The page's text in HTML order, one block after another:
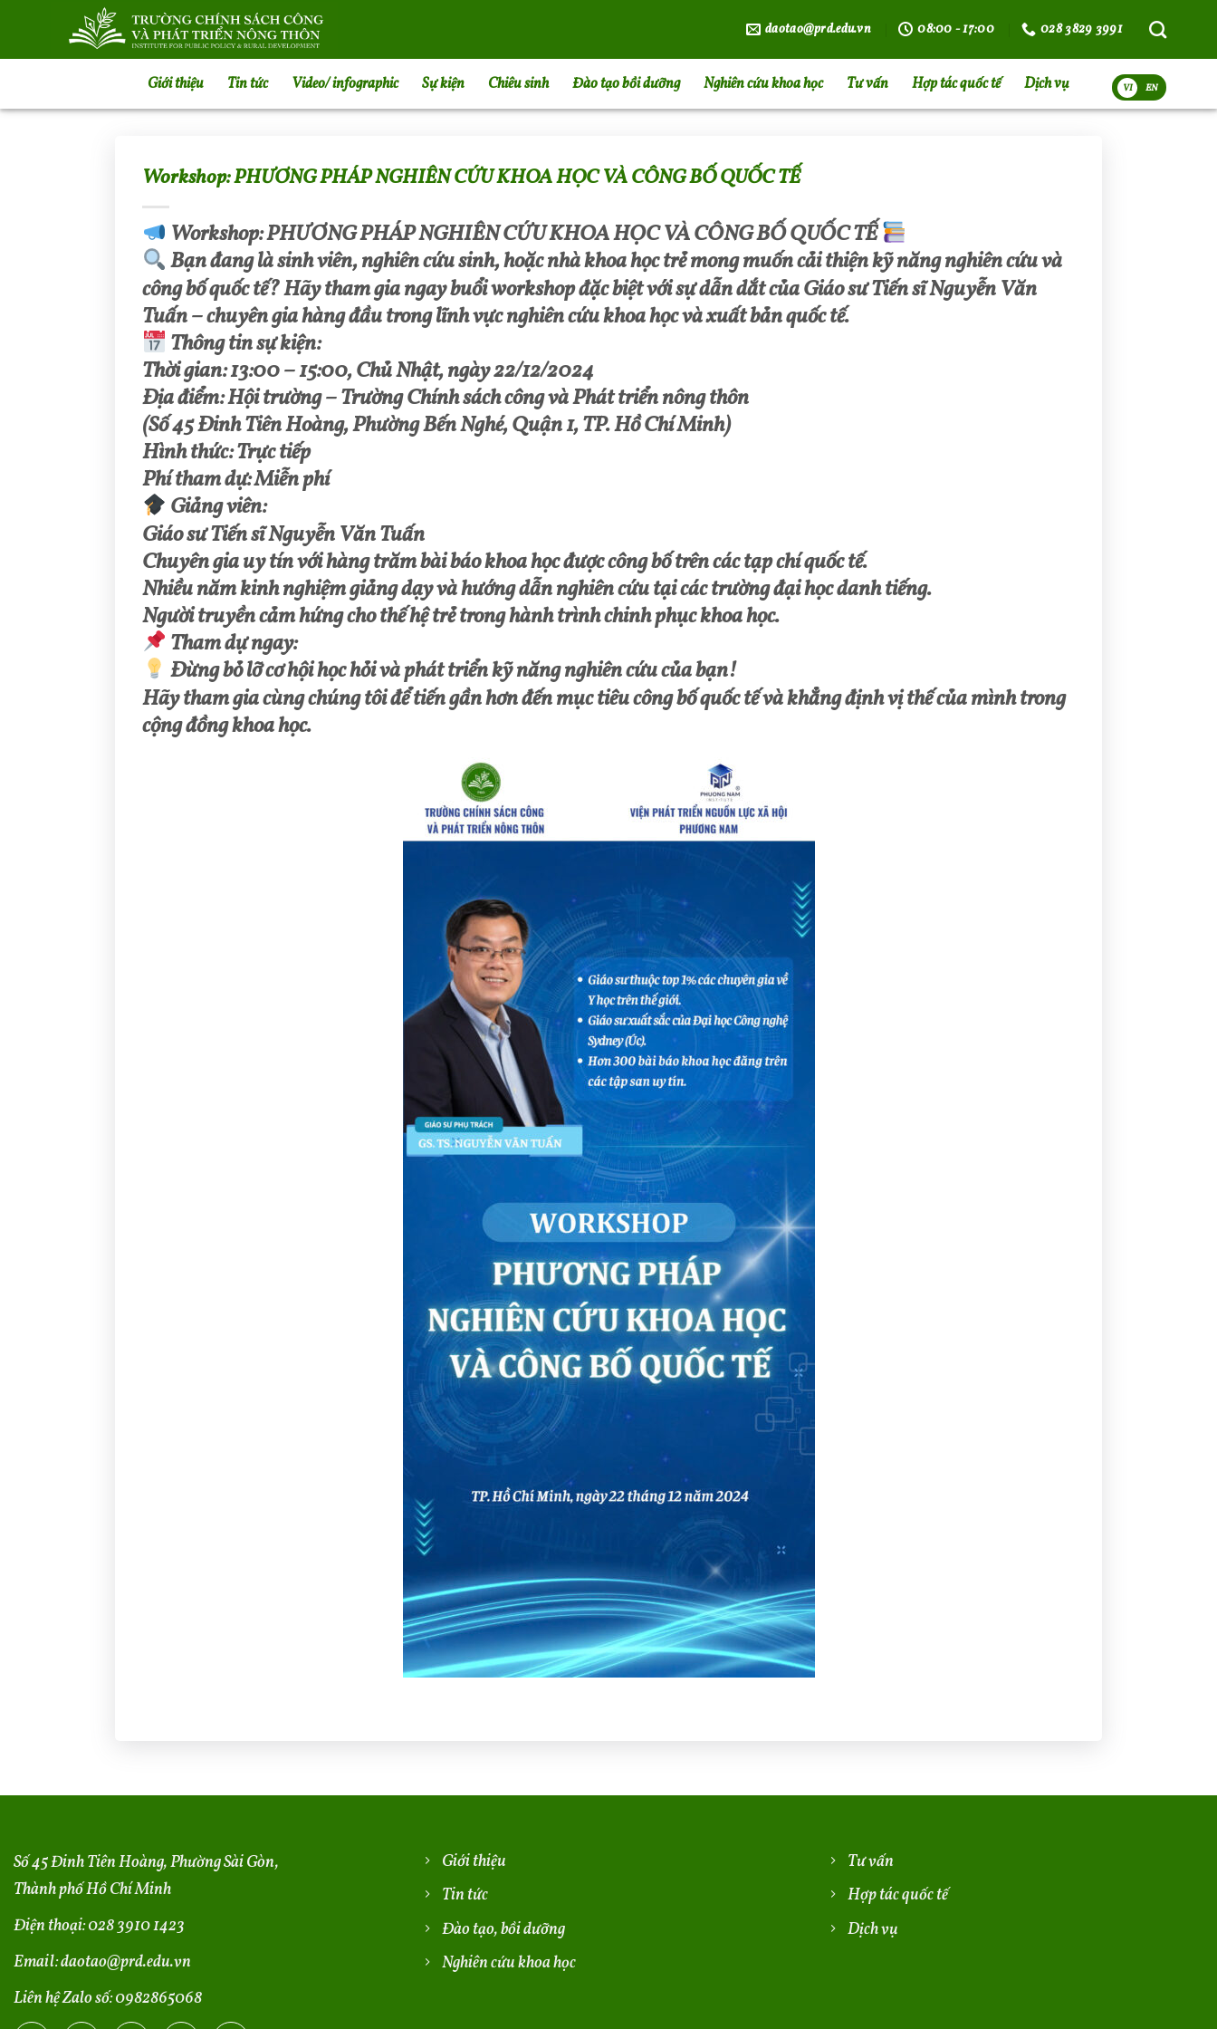
daotao@prd.edu.vn 08:00 - 17:00 028 3829 3991
Giới thiệu Tin tức Video/ infographic Sự kiện Chiêu sinh Đào tạo bồi dưỡng Nghiên cứu khoa học Tư vấn Hợp tác quốc tế Dịch vụ VI
Workshop: PHƯƠNG PHÁP NGHIÊN CỨU KHOA HỌC VÀ CÔNG BỐ QUỐC TẾ
Workshop: PHƯƠNG PHÁP NGHIÊN CỨU KHOA HỌC VÀ CÔNG BỐ QUỐC TẾ
Bạn đang là sinh viên, nghiên cứu sinh, hoặc nhà khoa học trẻ mong muốn cải thiện kỹ năng nghiên cứu và
công bố quốc tế? Hãy tham gia ngay buổi workshop đặc biệt với sự dẫn dắt của Giáo sư Tiến sĩ Nguyễn Văn
Tuấn – chuyên gia hàng đầu trong lĩnh vực nghiên cứu khoa học và xuất bản quốc tế.
Thông tin sự kiện:
Thời gian: 13:00 – 15:00, Chủ Nhật, ngày 22/12/2024
Địa điểm: Hội trường – Trường Chính sách công và Phát triển nông thôn
(Số 45 Đinh Tiên Hoàng, Phường Bến Nghé, Quận 1, TP. Hồ Chí Minh)
Hình thức: Trực tiếp
Phí tham dự: Miễn phí
Giảng viên:
Giáo sư Tiến sĩ Nguyễn Văn Tuấn
Chuyên gia uy tín với hàng trăm bài báo khoa học được công bố trên các tạp chí quốc tế.
Nhiều năm kinh nghiệm giảng dạy và hướng dẫn nghiên cứu tại các trường đại học danh tiếng.
Người truyền cảm hứng cho thế hệ trẻ trong hành trình chinh phục khoa học.
Tham dự ngay:
Đừng bỏ lỡ cơ hội học hỏi và phát triển kỹ năng nghiên cứu của bạn!
Hãy tham gia cùng chúng tôi để tiến gần hơn đến mục tiêu công bố quốc tế và khẳng định vị thế của mình trong
cộng đồng khoa học.
Số 45 Đinh Tiên Hoàng, Phường Sài Gòn,
Thành phố Hồ Chí Minh
Điện thoại:028 3910 1423
Email:daotao@prd.edu.vn
Liên hệ Zalo số:0982865068
Giới thiệu
Tin tức
Đào tạo, bồi dưỡng
Nghiên cứu khoa học
Tư vấn
Hợp tác quốc tế
Dịch vụ